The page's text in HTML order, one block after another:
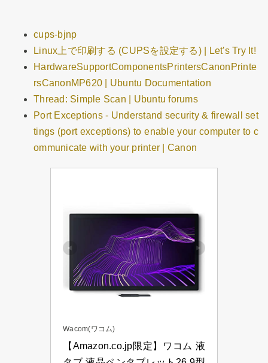
cups-bjnp
Linux上で印刷する (CUPSを設定する) | Let's Try It!
HardwareSupportComponentsPrintersCanonPrinte
rsCanonMP620 | Ubuntu Documentation
Thread: Simple Scan | Ubuntu forums
Port Exceptions - Understand security & firewall set
tings (port exceptions) to enable your computer to c
ommunicate with your printer | Canon
Wacom(ワコム)
【Amazon.co.jp限定】ワコム 液